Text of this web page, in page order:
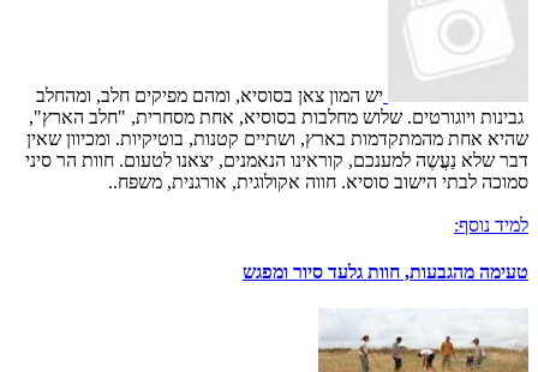
יש המון צאן בסוסיא, ומהם מפיקים חלב, ומהחלב
גבינות ויוגורטים. שלוש מחלבות בסוסיא, אחת מסחרית, "חלב הארץ",
שהיא אחת מהמתקדמות בארץ, ושתיים קטנות, בוטיקיות. ומכיוון שאין
דבר שלא נַעֲשֶה למענכם, קוראינו הנאמנים, יצאנו לטעום. חוות הר סיני
סמוכה לבתי הישוב סוסיא. חווה אקולוגית, אורגנית, משפח..
למיד נוסף:
טעימה מהגבעות, חוות גלעד סיור ומפגש